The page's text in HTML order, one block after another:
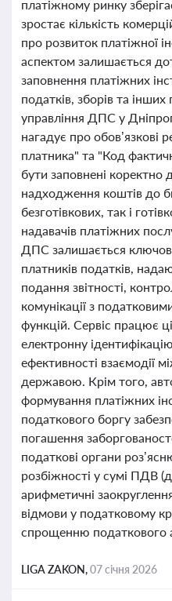
платіжному ринку
зростає кількість
про розвиток платіжної
аспектом залишається
заповнення платіжних
податків, зборів та
управління ДПС у
нагадує про обов’язкові
платника" та "Код
бути заповнені коректно
надходження коштів до
безготівкових, так і
надавачів платіжних
ДПС залишається
платників податків,
подання звітності,
комунікації з
функцій. Сервіс працює
електронну
ефективності взаємодії
державою. Крім того,
формування платіжних
податкового боргу
погашення
податкові органи
розбіжності у сумі ПДВ
арифметичні
відмови у податковому
спрощенню податкового
LIGA ZAKON,07 січня 2026